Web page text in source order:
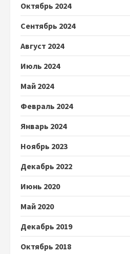
Октябрь 2024
Сентябрь 2024
Август 2024
Июль 2024
Май 2024
Февраль 2024
Январь 2024
Ноябрь 2023
Декабрь 2022
Июнь 2020
Май 2020
Декабрь 2019
Октябрь 2018